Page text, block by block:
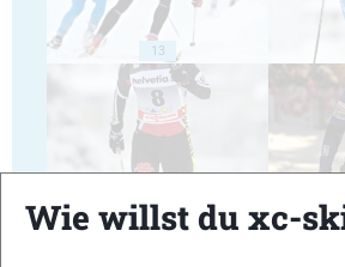
13
15
Wie willst du xc-